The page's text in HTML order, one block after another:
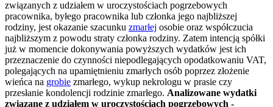
związanych z udziałem w uroczystościach pogrzebowych
pracownika, byłego pracownika lub członka jego najbliższej
rodziny, jest okazanie szacunku zmarłej osobie oraz współczucia
najbliższym z powodu straty członka rodziny. Zatem intencją spółki
już w momencie dokonywania powyższych wydatków jest ich
przeznaczenie do czynności niepodlegających opodatkowaniu VAT,
polegających na upamiętnieniu zmarłych osób poprzez złożenie
wieńca na grobie zmarłego, wykup nekrologu w prasie czy
przesłanie kondolencji rodzinie zmarłego. Analizowane wydatki
związane z udziałem w uroczystościach pogrzebowych -